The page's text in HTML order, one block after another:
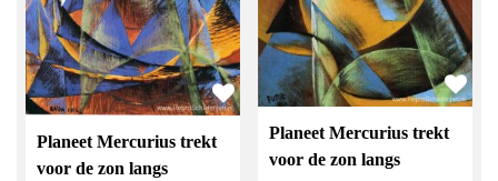
Planeet Mercurius trekt
voor de zon langs
Planeet Mercurius trekt
voor de zon langs